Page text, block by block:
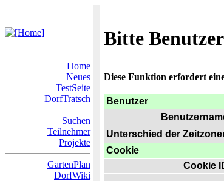
Bitte
Home
Neues
TestSeite
DorfTratsch
Suchen
Teilnehmer
Projekte
GartenPlan
DorfWiki
Diese Funktion erfordert
Benutzer
Unterschied der
Cookie
Cookie